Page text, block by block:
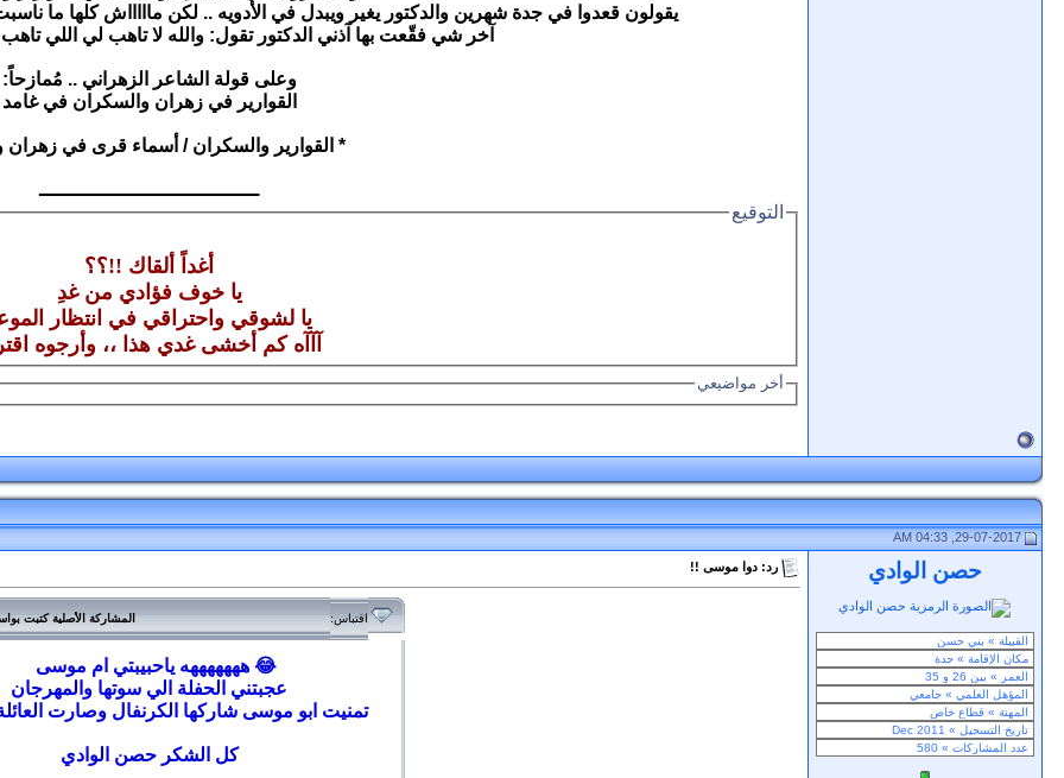
يقولون قعدوا في جدة شهرين والدكتور يغير ويبدل في الأدويه .. لكن ماااااش كلها ما ناسبت
آخر شي فقّعت بها آذني الدكتور تقول: والله لا تاهب لي اللي
وعلى قولة الشاعر الزهراني .. مُمازحاً:
القوارير في زهران والسكران في غامد
* القوارير والسكران / أسماء قرى في زهران
ـــــــــــــــــــــــــــــــــــــ
التوقيع
أغداً ألقاك !!؟؟
يا خوف فؤادي من غدِ
يا لشوقي واحتراقي في انتظار
آآآه كم أخشى غدي هذا ،، وأرجوه
أخر مواضيعي
29-07-2017, 04:33 AM
حصن الوادي رد: دوا موسى !!
اقتباس: المشاركة الأصلية كتبت
هههههههه ياحبيبتي ام موسى 😂
عجبتني الحفلة الي سوتها والمهرجان
تمنيت ابو موسى شاركها الكرنفال وصارت
كل الشكر حصن الوادي